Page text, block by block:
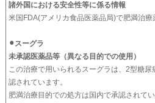
諸外国における安全性等に係る情報
米国FDA(アメリカ食品医薬品局)で肥満治療
⚫︎スーグラ
未承認医薬品等（異なる目的での使用）
この治療で用いられるスーグラは、2型糖
認されています。
肥満治療目的での処方は国内で承認されて